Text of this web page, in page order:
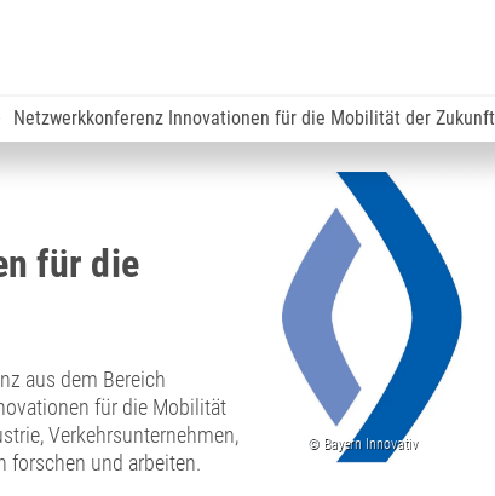
Netzwerkkonferenz Innovationen für die Mobilität der Zukunft
für die
aus dem Bereich
für die Mobilität
Verkehrsunternehmen,
forschen und arbeiten.